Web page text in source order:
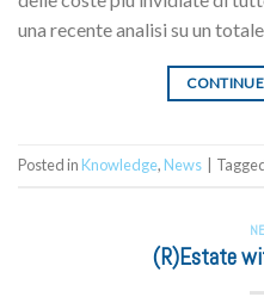
una recente analisi su un
Posted in Knowledge, News
(R)Estate